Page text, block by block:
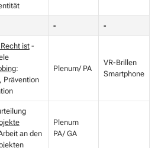
- -
ist-
:
Prävention
Plenum/ PA
VR-Brillen
Smartphone
an den
Plenum
PA/ GA